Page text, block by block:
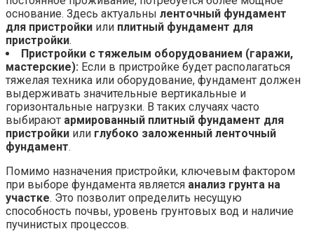
основание. Здесь актуальны ленточный фундамент
для пристройки или плитный фундамент для
пристройки.
Пристройки с тяжелым оборудованием (гаражи,
мастерские): Если в пристройке будет располагаться
тяжелая техника или оборудование, фундамент должен
выдерживать значительные вертикальные и
горизонтальные нагрузки. В таких случаях часто
выбирают армированный плитный фундамент для
пристройки или глубоко заложенный ленточный
фундамент.
Помимо назначения пристройки, ключевым фактором
при выборе фундамента является анализ грунта на
участке. Это позволит определить несущую
способность почвы, уровень грунтовых вод и наличие
пучинистых процессов.